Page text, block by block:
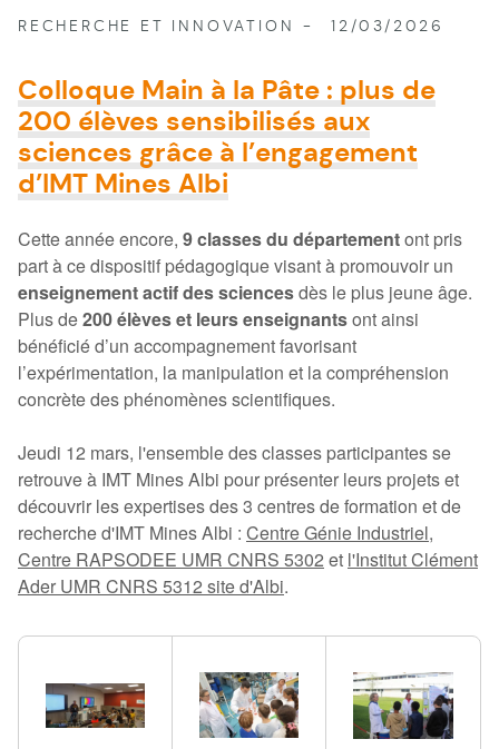
RECHERCHE ET INNOVATION 12/03/2026
Colloque Main à la Pâte : plus de
200 élèves sensibilisés aux
sciences grâce à l’engagement
d’IMT Mines Albi
Cette année encore, 9 classes du départementont pris
part à ce dispositif pédagogique visant à promouvoir un
enseignement actif des sciencesdès le plus jeune âge.
Plus de200 élèves et leurs enseignantsont ainsi
bénéficié d’un accompagnement favorisant
l’expérimentation, la manipulation et la compréhension
concrète des phénomènes scientifiques.
Jeudi 12 mars, l'ensemble des classes participantes se
retrouve à IMT Mines Albi pour présenter leurs projets et
découvrir les expertises des 3 centres de formation et de
recherche d'IMT Mines Albi : Centre Génie Industriel,
Centre RAPSODEE UMR CNRS 5302 et l'Institut Clément
Ader UMR CNRS 5312 site d'Albi.